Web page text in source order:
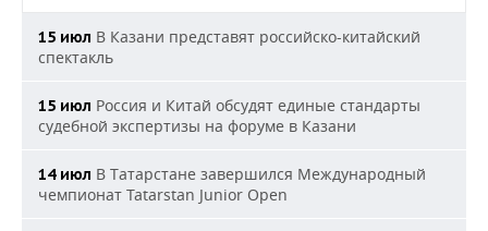
15 июл В Казани представят российско-китайский
спектакль
15 июл Россия и Китай обсудят единые стандарты
судебной экспертизы на форуме в Казани
14 июл В Татарстане завершился Международный
чемпионат Tatarstan Junior Open